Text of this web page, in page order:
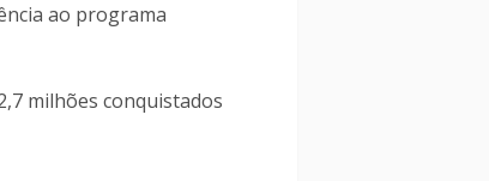
ao programa
milhões conquistados